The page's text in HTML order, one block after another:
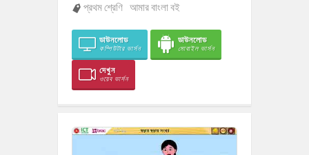
প্রথম শ্রেণি আমার বাংলা বই
ডাউনলোড
কম্পিউটার ভার্সন
ডাউনলোড
মোবাইল ভার্সন
দেখুন
ওয়েব ভার্সন